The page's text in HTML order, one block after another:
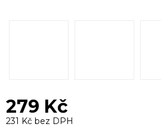
279 Kč
231 Kč bez DPH